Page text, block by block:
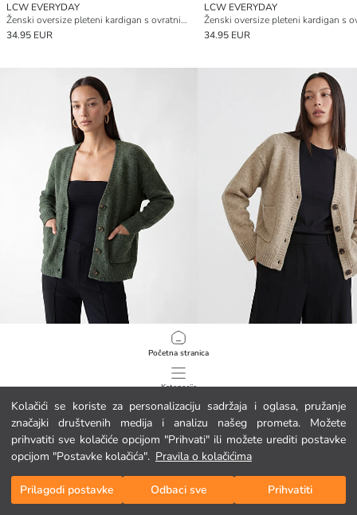
Kolačići se koriste za personalizaciju sadržaja i oglasa, pružanje
značajki društvenih medija i analizu našeg prometa. Možete
prihvatiti sve kolačiće opcijom "Prihvati" ili možete urediti postavke
opcijom "Postavke kolačića". Pravila o kolačićima
Prilagodi postavke Odbaci sve Prihvatiti
Početna stranica
Kategorije
Moja košarica
LCW EVERYDAY
Ženski oversize pleteni kardigan s ovratnikom s reverima
34.95 EUR
LCW EVERYDAY
34.95 EUR
Ženski pleteni kardigan s V-izrezom
Ženski pleteni kardigan s V-izrezom